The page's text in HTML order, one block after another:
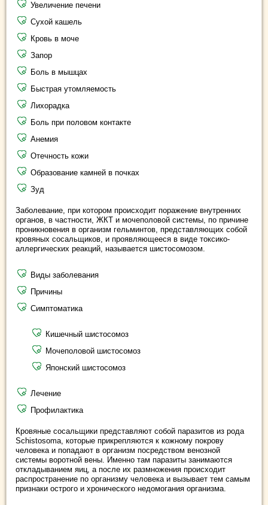
Увеличение печени
Сухой кашель
Кровь в моче
Запор
Боль в мышцах
Быстрая утомляемость
Лихорадка
Боль при половом контакте
Анемия
Отечность кожи
Образование камней в почках
Зуд
Заболевание, при котором происходит поражение внутренних
органов, в частности, ЖКТ и мочеполовой системы, по причине
проникновения в организм гельминтов, представляющих собой
кровяных сосальщиков, и проявляющееся в виде токсико-
аллергических реакций, называется шистосомозом.
Виды заболевания
Причины
Симптоматика
Кишечный шистосомоз
Мочеполовой шистосомоз
Японский шистосомоз
Лечение
Профилактика
Кровяные сосальщики представляют собой паразитов из рода
Schistosoma, которые прикрепляются к кожному покрову
человека и попадают в организм посредством венозной
системы воротной вены. Именно там паразиты занимаются
откладыванием яиц, а после их размножения происходит
распространение по организму человека и вызывает тем самым
признаки острого и хронического недомогания организма.